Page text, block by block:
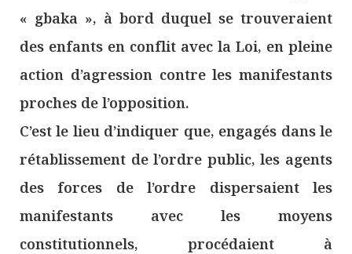
« gbaka », à bord duquel se trouveraient
des enfants en conflit avec la Loi, en pleine
action d’agression contre les manifestants
proches de l’opposition.
C’est le lieu d’indiquer que, engagés dans le
rétablissement de l’ordre public, les agents
des forces de l’ordre dispersaient les
manifestants avec les moyens
constitutionnels, procédaient à